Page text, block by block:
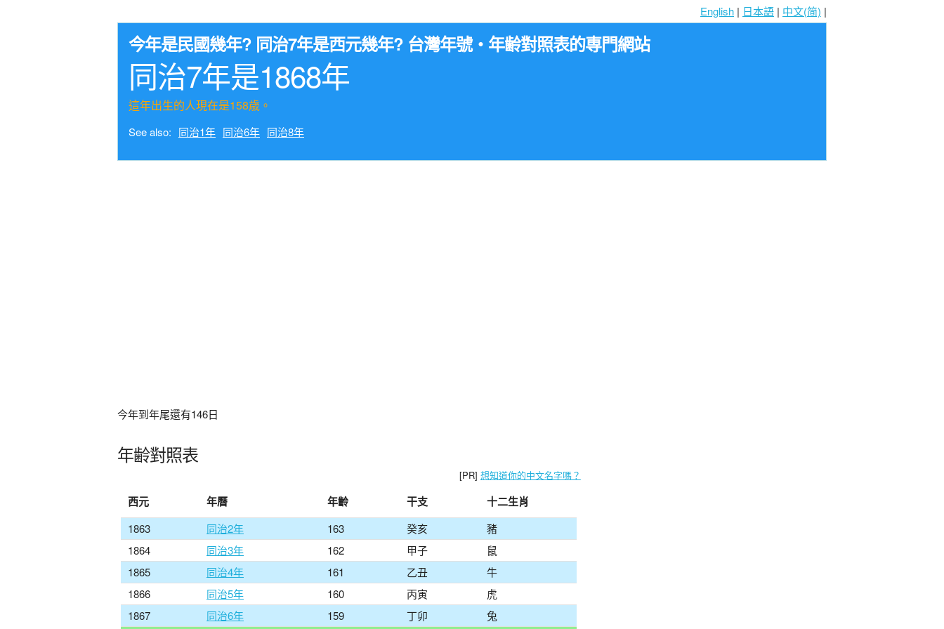
English | 日本語 | 中文(简) |
今年是民國幾年? 同治7年是西元幾年? 台灣年號・年齢對照表的専門網站
同治7年是1868年
這年出生的人現在是158歳。
See also: 同治1年 同治6年 同治8年
今年到年尾還有146日
年齢對照表
[PR] 想知道你的中文名字嗎？
西元 年曆 年齡 干支 十二生肖
1863 同治2年 163 癸亥
豬
1864
同治3年 162 甲子
鼠
1865
同治4年 161 乙丑
牛
1866
同治5年 160 丙寅
虎
1867
同治6年 159 丁卯 兔